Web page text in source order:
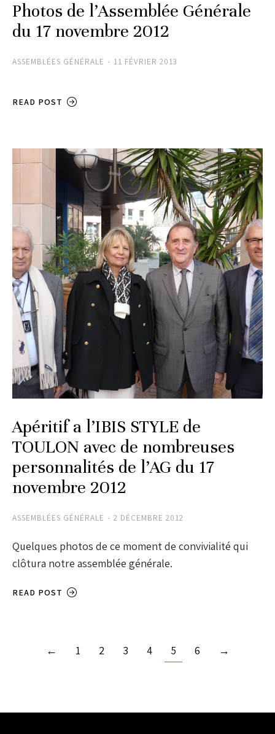
Photos de l’Assemblée Générale
du 17 novembre 2012
ASSEMBLÉES GÉNÉRALE 11 FÉVRIER 2013
READ POST
Apéritif a l’IBIS STYLE de
TOULON avec de nombreuses
personnalités de l’AG du 17
novembre 2012
ASSEMBLÉES GÉNÉRALE 2 DÉCEMBRE 2012
Quelques photos de ce moment de convivialité qui
clôtura notre assemblée générale.
READ POST
← 1 2 3 4 5 6 →